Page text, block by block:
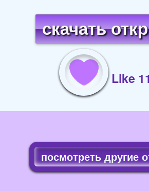
скачать
Like
посмотреть другие